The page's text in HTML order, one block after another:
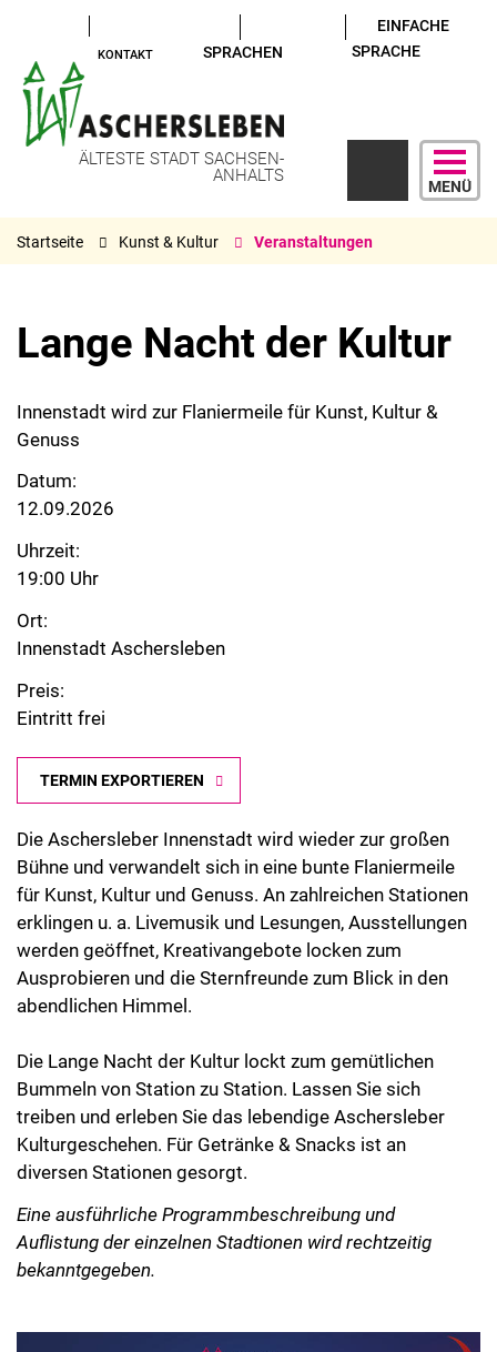
KONTAKT SPRACHEN
EINFACHE
SPRACHE
ÄLTESTE STADT SACHSEN-
ANHALTS
MENÜ
Startseite Kunst & Kultur Veranstaltungen
Lange Nacht der Kultur
Innenstadt wird zur Flaniermeile für Kunst, Kultur &
Genuss
Datum:
12.09.2026
Uhrzeit:
19:00 Uhr
Ort:
Innenstadt Aschersleben
Preis:
Eintritt frei
TERMIN EXPORTIEREN
Die Aschersleber Innenstadt wird wieder zur großen
Bühne und verwandelt sich in eine bunte Flaniermeile
für Kunst, Kultur und Genuss. An zahlreichen Stationen
erklingen u. a. Livemusik und Lesungen, Ausstellungen
werden geöffnet, Kreativangebote locken zum
Ausprobieren und die Sternfreunde zum Blick in den
abendlichen Himmel.
Die Lange Nacht der Kultur lockt zum gemütlichen
Bummeln von Station zu Station. Lassen Sie sich
treiben und erleben Sie das lebendige Aschersleber
Kulturgeschehen. Für Getränke & Snacks ist an
diversen Stationen gesorgt.
Eine ausführliche Programmbeschreibung und
Auflistung der einzelnen Stadtionen wird rechtzeitig
bekanntgegeben.